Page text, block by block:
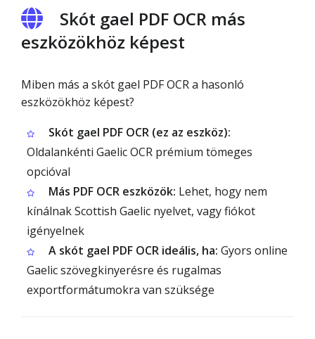
Skót gael PDF OCR más
eszközökhöz képest
Miben más a skót gael PDF OCR a hasonló
eszközökhöz képest?
Skót gael PDF OCR (ez az eszköz):
Oldalankénti Gaelic OCR prémium tömeges
opcióval
Más PDF OCR eszközök: Lehet, hogy nem
kínálnak Scottish Gaelic nyelvet, vagy fiókot
igényelnek
A skót gael PDF OCR ideális, ha: Gyors online
Gaelic szövegkinyerésre és rugalmas
exportformátumokra van szüksége